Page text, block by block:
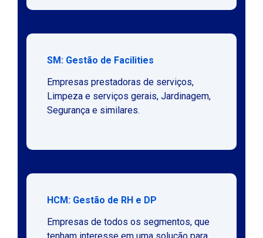
SM: Gestão de Facilities
Empresas prestadoras de serviços,
Limpeza e serviços gerais, Jardinagem,
Segurança e similares.
HCM: Gestão de RH e DP
Empresas de todos os segmentos, que